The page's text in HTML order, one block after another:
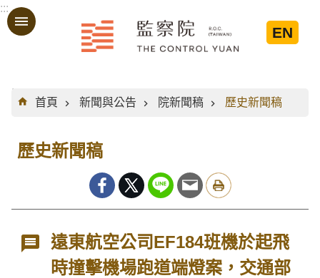
跳到主要內容區塊
:::
EN
:::
首頁
新聞與公告 院新聞稿 歷史新聞稿
歷史新聞稿
遠東航空公司EF184班機於起飛
時撞擊機場跑道端燈案，交通部